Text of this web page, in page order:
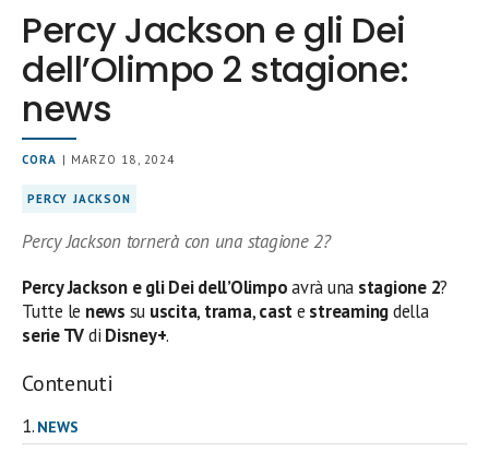
Percy Jackson e gli Dei
dell’Olimpo 2 stagione:
news
CORA | MARZO 18, 2024
PERCY JACKSON
Percy Jackson tornerà con una stagione 2?
Percy Jackson e gli Dei dell’Olimpoavrà una stagione 2?
Tutte le news su uscita, trama,caste streamingdella
serie TVdi Disney+.
Contenuti
NEWS